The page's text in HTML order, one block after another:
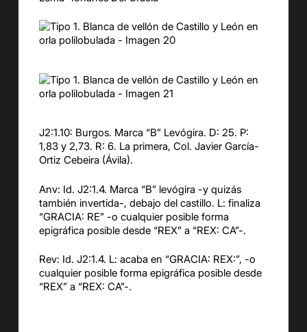
J2:1.10: Burgos. Marca “B” Levógira. D: 25. P:
1,83 y 2,73. R: 6. La primera, Col. Javier García-
Ortiz Cebeira (Ávila).
Anv: Id. J2:1.4. Marca “B” levógira -y quizás
también invertida-, debajo del castillo. L: finaliza
“GRACIA: RE” -o cualquier posible forma
epigráfica posible desde “REX” a “REX: CA”-.
Rev: Id. J2:1.4. L: acaba en “GRACIA: REX:”, -o
cualquier posible forma epigráfica posible desde
“REX” a “REX: CA”-.